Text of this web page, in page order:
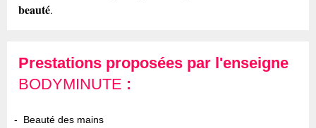
beauté.
Prestations proposées par l'enseigne
BODYMINUTE :
Beauté des mains